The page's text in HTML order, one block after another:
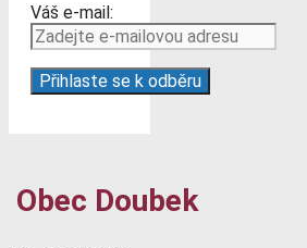
Váš e-mail:
Obec Doubek